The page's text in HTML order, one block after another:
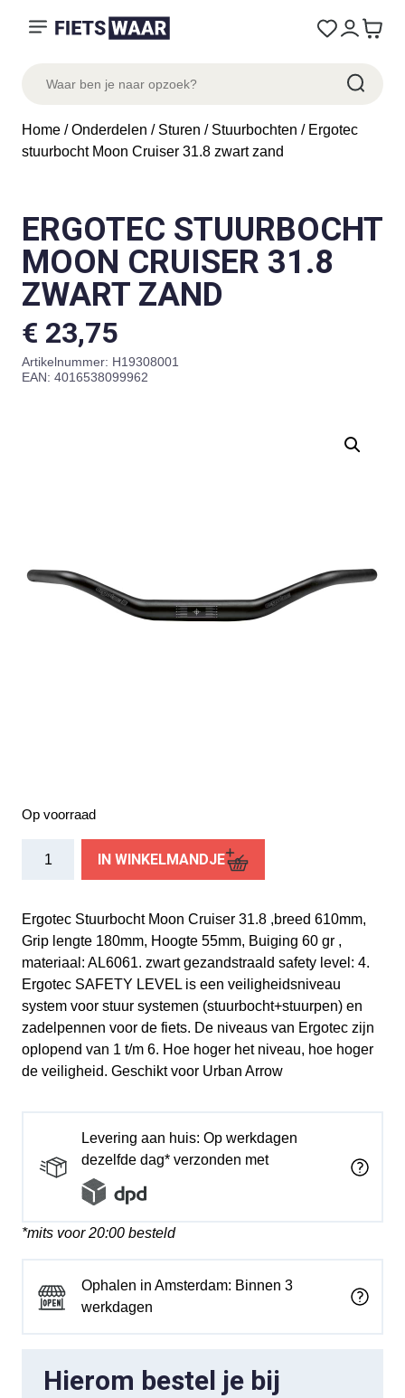
Home /Onderdelen / Sturen / Stuurbochten / Ergotec
stuurbocht Moon Cruiser 31.8 zwart zand
ERGOTEC STUURBOCHT
MOON CRUISER 31.8
ZWART ZAND
€ 23,75
Artikelnummer: H19308001
EAN: 4016538099962
Op voorraad
Cruiser
31.8
zwart
zand
aantal
IN WINKELMANDJE
Ergotec Stuurbocht Moon Cruiser 31.8 ,breed 610mm,
Grip lengte 180mm, Hoogte 55mm, Buiging 60 gr ,
materiaal: AL6061. zwart gezandstraald safety level: 4.
Ergotec SAFETY LEVEL is een veiligheidsniveau
system voor stuur systemen (stuurbocht+stuurpen) en
zadelpennen voor de fiets. De niveaus van Ergotec zijn
oplopend van 1 t/m 6. Hoe hoger het niveau, hoe hoger
de veiligheid. Geschikt voor Urban Arrow
Levering aan huis: Op werkdagen
dezelfde dag* verzonden met
*mits voor 20:00 besteld
Ophalen in Amsterdam: Binnen 3
werkdagen
Hierom bestel je bij